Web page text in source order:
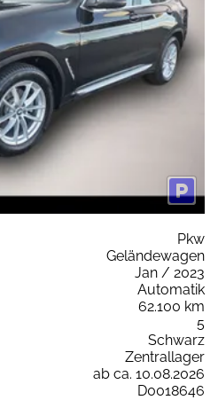
Pkw
Geländewagen
Jan / 2023
Automatik
62.100 km
5
Schwarz
Zentrallager
ab ca. 10.08.2026
D0018646